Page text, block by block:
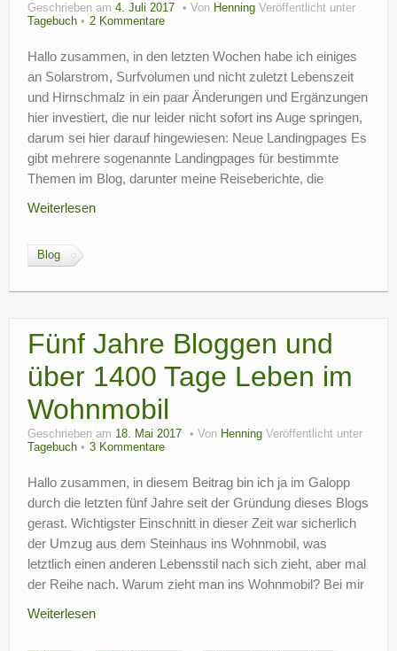
Geschrieben am 4. Juli 2017 Von Henning Veröffentlicht unter
Tagebuch
2 Kommentare
Hallo zusammen, in den letzten Wochen habe ich einiges
an Solarstrom, Surfvolumen und nicht zuletzt Lebenszeit
und Hirnschmalz in ein paar Änderungen und Ergänzungen
hier investiert, die nur leider nicht sofort ins Auge springen,
darum sei hier darauf hingewiesen: Neue Landingpages Es
gibt mehrere sogenannte Landingpages für bestimmte
Themen im Blog, darunter meine Reiseberichte, die
Weiterlesen
Blog
Fünf Jahre Bloggen und
über 1400 Tage Leben im
Wohnmobil
Geschrieben am 18. Mai 2017 Von Henning Veröffentlicht unter
Tagebuch
3 Kommentare
Hallo zusammen, in diesem Beitrag bin ich ja im Galopp
durch die letzten fünf Jahre seit der Gründung dieses Blogs
gerast. Wichtigster Einschnitt in dieser Zeit war sicherlich
der Umzug aus dem Steinhaus ins Wohnmobil, was
letztlich einen anderen Lebensstil nach sich zieht, aber mal
der Reihe nach. Warum zieht man ins Wohnmobil? Bei mir
Weiterlesen